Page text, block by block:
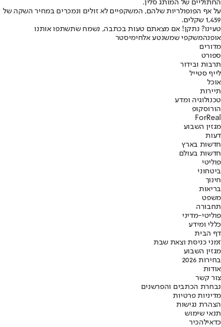
החתוליים של המותג סלין.
על אף הפופולריות שלהם, המשקפיים לא זולים ונמכרים במחיר השקה של
1,459 שקלים.
טעינו? נתקן! אם מצאתם טעות בכתבה, נשמח שתשתפו אותנו
אופנהמשקפי שמשנטע אלחימיסטר
מדורים
ספורט
תרבות ובידור
לייף סטייל
אוכל
תיירות
טכנולוגיה ומדע
הורוסקופ
ForReal
מגזין השבוע
דעות
חדשות בארץ
חדשות בעולם
פוליטי
ביטחוני
חינוך
בריאות
משפט
תחבורה
פוליטי-מדיני
כללי ומידע
דף הבית
זמני כניסת וצאת שבת
מגזין השבוע
בחירות 2026
אודות
צור קשר
נבחרת הכתבים והפרשנים
מדיניות פרטיות
הצהרת נגישות
תנאי שימוש
כדאילהכיר